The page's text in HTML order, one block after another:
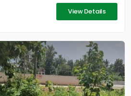
View Details